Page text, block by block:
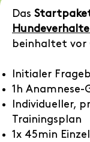
Das
beinhaltet vor
Initialer
1h Anamnese-
Individueller,
Trainingsplan
1x 45min